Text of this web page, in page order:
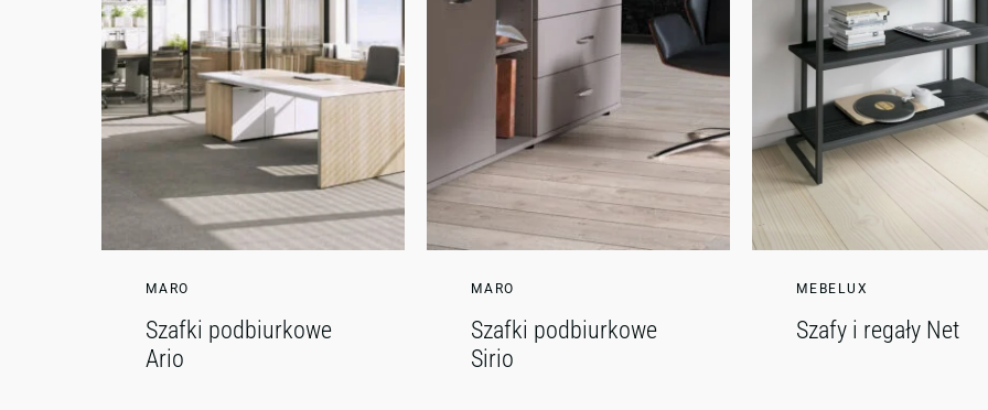
MARO
Szafki podbiurkowe
Ario
MARO
Szafki podbiurkowe
Sirio
MEBELUX
Szafy i regały Net